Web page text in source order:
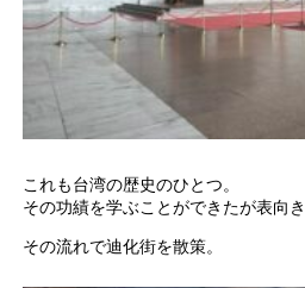
これも台湾の歴史のひとつ。
その功績を学ぶことができたが表向
その流れで迪化街を散策。